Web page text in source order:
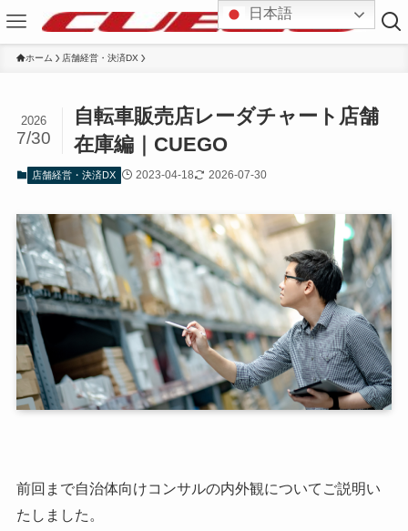
ホーム 店舗経営・決済DX
自転車販売店レーダチャート店舗
在庫編｜CUEGO
2026
7/30
店舗経営・決済DX 2023-04-18 2026-07-30
前回まで自治体向けコンサルの内外観についてご説明い
たしました。
日本語